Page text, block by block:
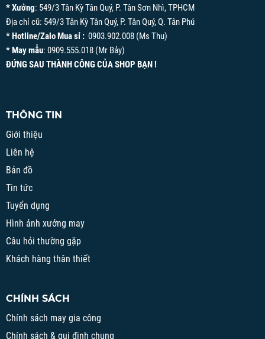
* Xưởng: 549/3 Tân Kỳ Tân Quý, P. Tân Sơn Nhì, TPHCM
Địa chỉ cũ: 549/3 Tân Kỳ Tân Quý, P. Tân Quý, Q. Tân Phú
* Hotline/Zalo Mua sỉ : 0903.902.008 (Ms Thu)
* May mẫu: 0909.555.018 (Mr Bảy)
ĐỨNG SAU THÀNH CÔNG CỦA SHOP BẠN !
THÔNG TIN
Giới thiệu
Liên hệ
Bản đồ
Tin tức
Tuyển dụng
Hình ảnh xưởng may
Câu hỏi thường gặp
Khách hàng thân thiết
CHÍNH SÁCH
Chính sách may gia công
Chính sách & qui định chung